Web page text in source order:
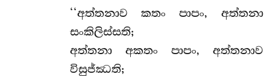
‘‘අත්තනාවකතං පාපං, අත්තනා
සංකිලිස්සති;
අත්තනා අකතං පාපං, අත්තනාව
විසුජ්ඣති;